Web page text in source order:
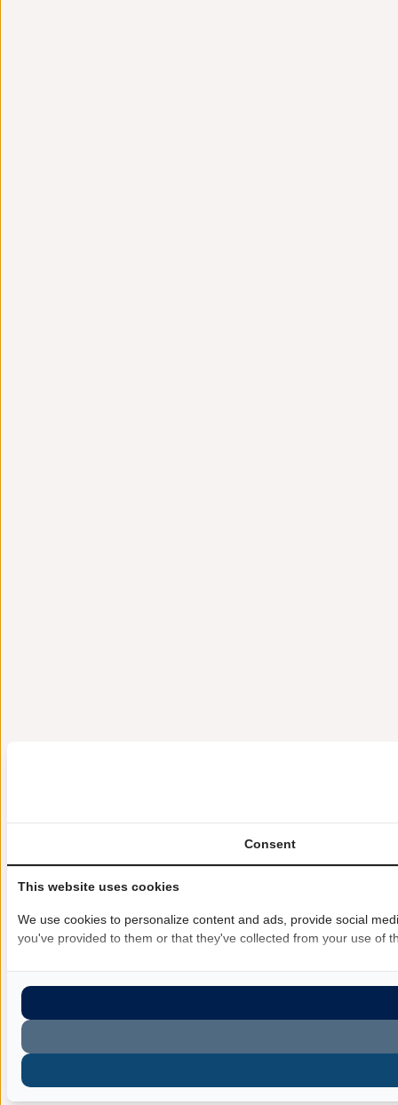
Consent
This website uses cookies
We use cookies to personalize content and ads, provide social
you've provided to them or that they've collected from your use of